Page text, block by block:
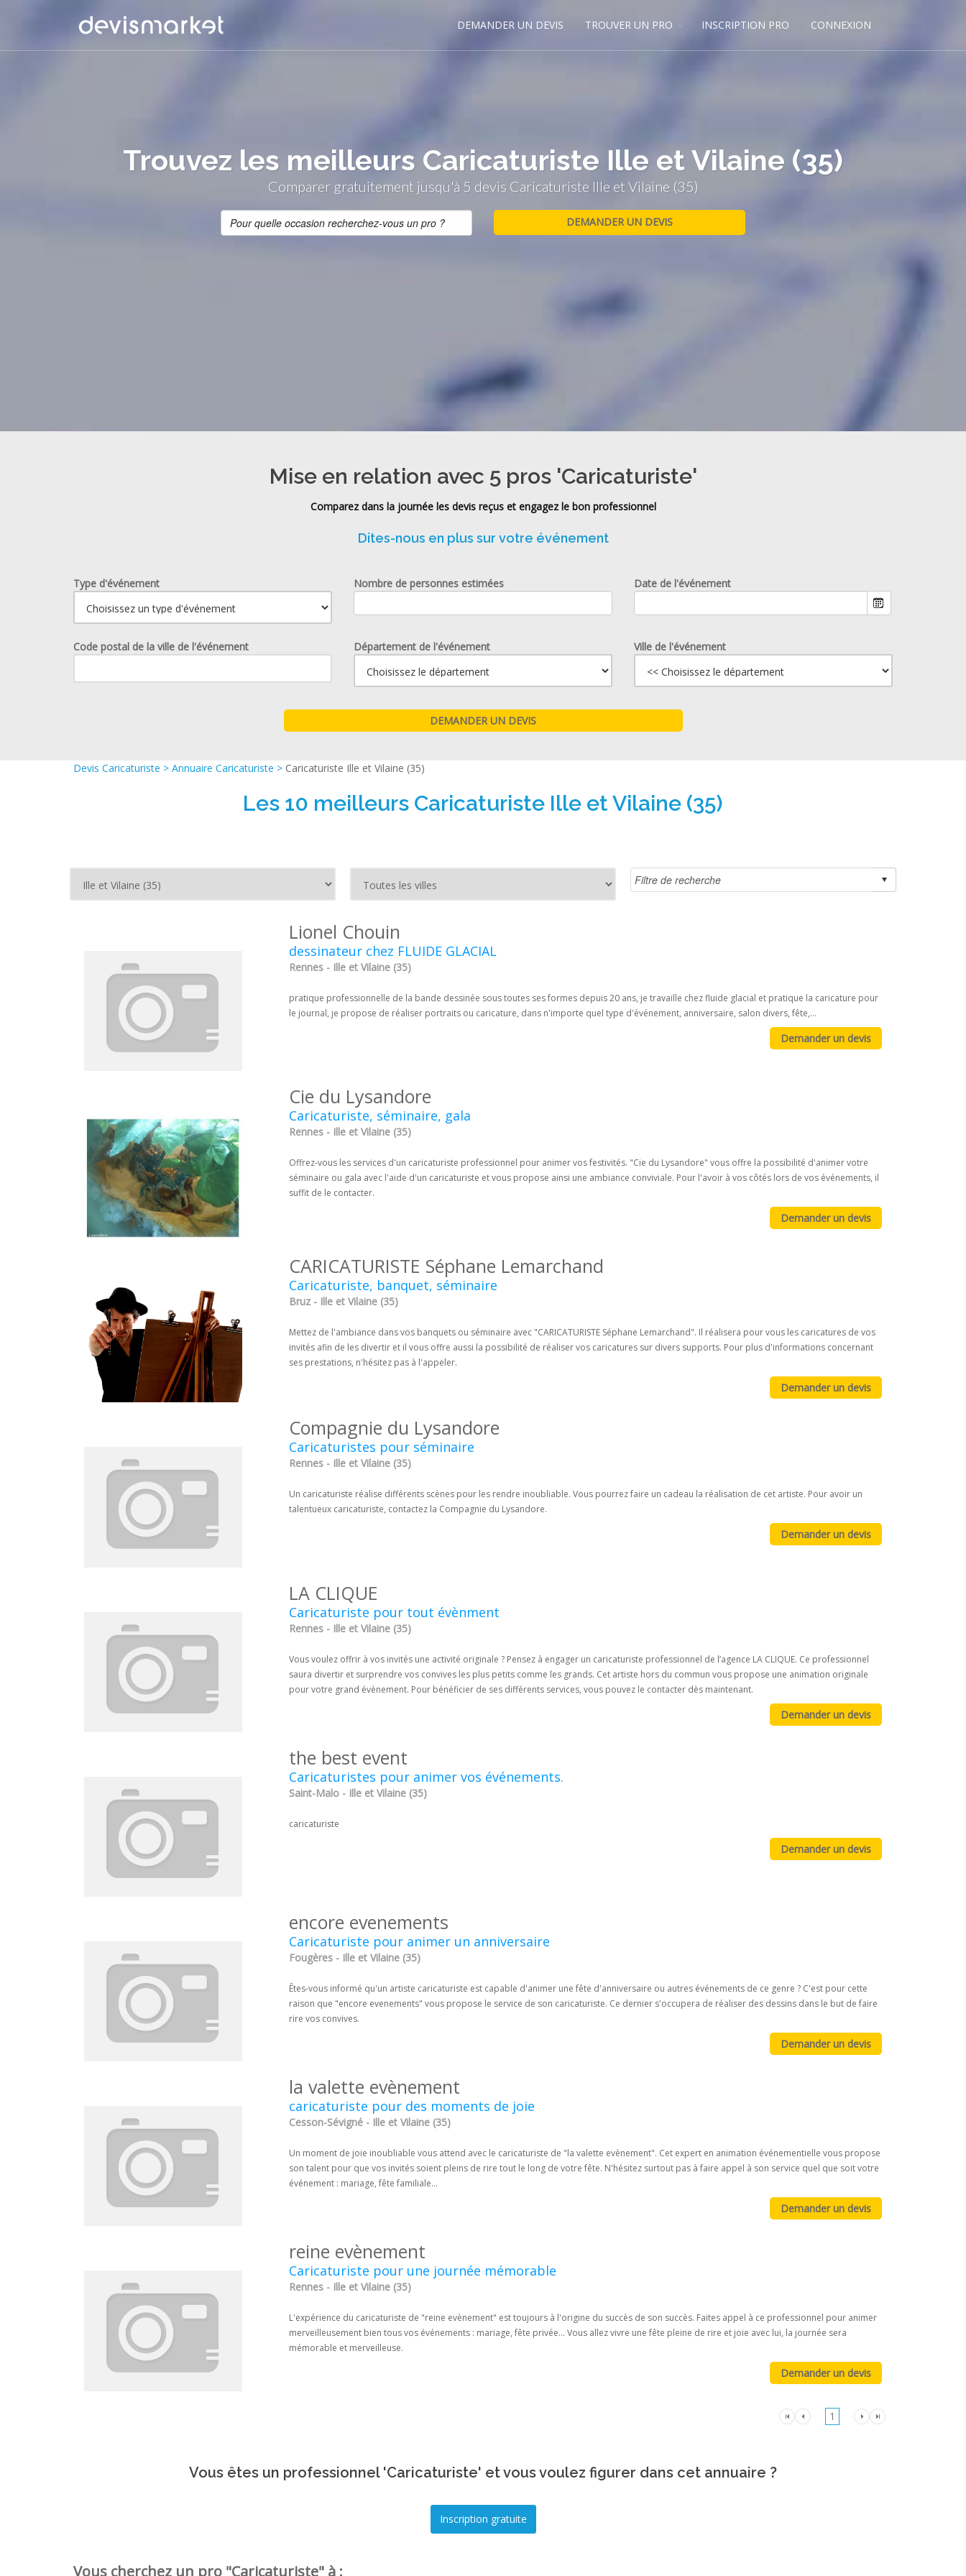
DEMANDER UN DEVIS TROUVER UN PRO INSCRIPTION PRO CONNEXION
Trouvez les meilleurs Caricaturiste Ille et Vilaine (35)
Comparer gratuitement jusqu'à 5 devis Caricaturiste Ille et Vilaine (35)
Mise en relation avec 5 pros 'Caricaturiste'
Comparez dans la journée les devis reçus et engagez le bon professionnel
Dites-nous en plus sur votre événement
Type d'événement Nombre de personnes estimées
Date de l'événement
Code postal de la ville de l'événement Département de l'événement Ville de l'événement
Devis Caricaturiste > Annuaire Caricaturiste > Caricaturiste Ille et Vilaine (35)
Les 10 meilleurs Caricaturiste Ille et Vilaine (35)
Lionel Chouin
dessinateur chez FLUIDE GLACIAL
Rennes - Ille et Vilaine (35)
pratique professionnelle de la bande dessinée sous toutes ses formes depuis 20 ans, je travaille chez fluide glacial et pratique la caricature pour
le journal, je propose de réaliser portraits ou caricature, dans n'importe quel type d'événement, anniversaire, salon divers, fête,...
Cie du Lysandore
Caricaturiste, séminaire, gala
Rennes - Ille et Vilaine (35)
Offrez-vous les services d'un caricaturiste professionnel pour animer vos festivités. "Cie du Lysandore" vous offre la possibilité d'animer votre
séminaire ou gala avec l'aide d'un caricaturiste et vous propose ainsi une ambiance conviviale. Pour l'avoir à vos côtés lors de vos événements, il
suffit de le contacter.
CARICATURISTE Séphane Lemarchand
Caricaturiste, banquet, séminaire
Bruz - Ille et Vilaine (35)
Mettez de l'ambiance dans vos banquets ou séminaire avec "CARICATURISTE Séphane Lemarchand". Il réalisera pour vous les caricatures de vos
invités afin de les divertir et il vous offre aussi la possibilité de réaliser vos caricatures sur divers supports. Pour plus d'informations concernant
ses prestations, n'hésitez pas à l'appeler.
Compagnie du Lysandore
Caricaturistes pour séminaire
Rennes - Ille et Vilaine (35)
Un caricaturiste réalise différents scènes pour les rendre inoubliable. Vous pourrez faire un cadeau la réalisation de cet artiste. Pour avoir un
talentueux caricaturiste, contactez la Compagnie du Lysandore.
LA CLIQUE
Caricaturiste pour tout évènment
Rennes - Ille et Vilaine (35)
Vous voulez offrir à vos invités une activité originale ? Pensez à engager un caricaturiste professionnel de l’agence LA CLIQUE. Ce professionnel
saura divertir et surprendre vos convives les plus petits comme les grands. Cet artiste hors du commun vous propose une animation originale
pour votre grand évènement. Pour bénéficier de ses différents services, vous pouvez le contacter dès maintenant.
the best event
Caricaturistes pour animer vos événements.
Saint-Malo - Ille et Vilaine (35)
caricaturiste
encore evenements
Caricaturiste pour animer un anniversaire
Fougères - Ille et Vilaine (35)
Êtes-vous informé qu'un artiste caricaturiste est capable d'animer une fête d'anniversaire ou autres événements de ce genre ? C'est pour cette
raison que "encore evenements" vous propose le service de son caricaturiste. Ce dernier s'occupera de réaliser des dessins dans le but de faire
rire vos convives.
la valette evènement
caricaturiste pour des moments de joie
Cesson-Sévigné - Ille et Vilaine (35)
Un moment de joie inoubliable vous attend avec le caricaturiste de "la valette evènement". Cet expert en animation événementielle vous propose
son talent pour que vos invités soient pleins de rire tout le long de votre fête. N'hésitez surtout pas à faire appel à son service quel que soit votre
événement : mariage, fête familiale...
reine evènement
Caricaturiste pour une journée mémorable
Rennes - Ille et Vilaine (35)
L'expérience du caricaturiste de "reine evènement" est toujours à l'origine du succès de son succès. Faites appel à ce professionnel pour animer
merveilleusement bien tous vos événements : mariage, fête privée... Vous allez vivre une fête pleine de rire et joie avec lui, la journée sera
mémorable et merveilleuse.
1
Vous êtes un professionnel 'Caricaturiste' et vous voulez figurer dans cet annuaire ?
Vous cherchez un pro "Caricaturiste" à :